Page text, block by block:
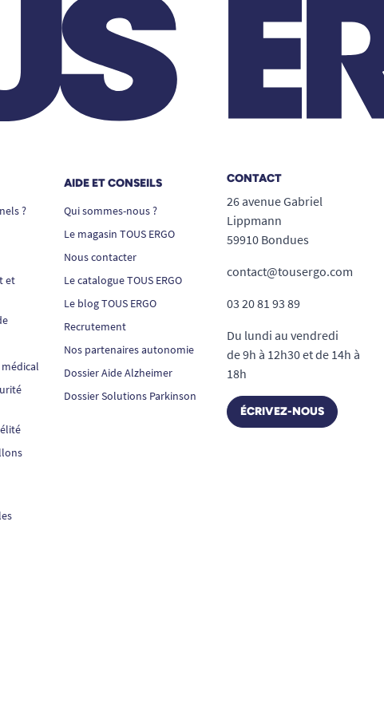
?
et
AIDE ET CONSEILS
Qui sommes-nous ?
Le magasin TOUS ERGO
Nous contacter
Le catalogue TOUS ERGO
Le blog TOUS ERGO
Recrutement
Nos partenaires autonomie
Dossier Aide Alzheimer
Dossier Solutions Parkinson
CONTACT
26 avenue Gabriel
Lippmann
59910 Bondues
contact@tousergo.com
03 20 81 93 89
Du lundi au vendredi
de 9h à 12h30 et de 14h à
18h
ÉCRIVEZ-NOUS